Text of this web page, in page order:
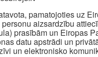
pamatojoties uz
aizsardzību
prasībām un Eiropas
datu apstrādi un
un elektronisko